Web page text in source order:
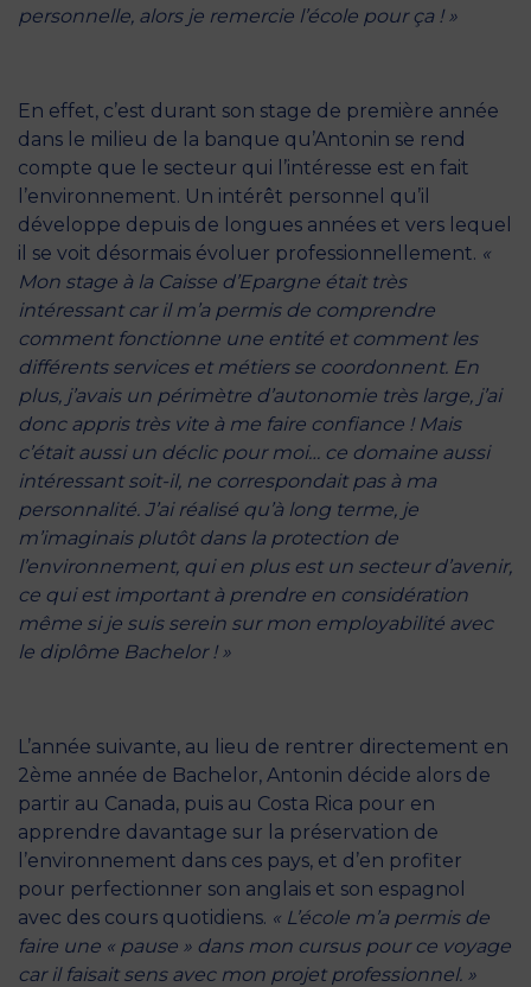
personnelle, alors je remercie l’école pour ça ! »
En effet, c’est durant son stage de première année
dans le milieu de la banque qu’Antonin se rend
compte que le secteur qui l’intéresse est en fait
l’environnement. Un intérêt personnel qu’il
développe depuis de longues années et vers lequel
il se voit désormais évoluer professionnellement. «
Mon stage à la Caisse d’Epargne était très
intéressant car il m’a permis de comprendre
comment fonctionne une entité et comment les
différents services et métiers se coordonnent. En
plus, j’avais un périmètre d’autonomie très large, j’ai
donc appris très vite à me faire confiance ! Mais
c’était aussi un déclic pour moi… ce domaine aussi
intéressant soit-il, ne correspondait pas à ma
personnalité. J’ai réalisé qu’à long terme, je
m’imaginais plutôt dans la protection de
l’environnement, qui en plus est un secteur d’avenir,
ce qui est important à prendre en considération
même si je suis serein sur mon employabilité avec
le diplôme Bachelor ! »
L’année suivante, au lieu de rentrer directement en
2ème année de Bachelor, Antonin décide alors de
partir au Canada, puis au Costa Rica pour en
apprendre davantage sur la préservation de
l’environnement dans ces pays, et d’en profiter
pour perfectionner son anglais et son espagnol
avec des cours quotidiens. « L’école m’a permis de
faire une « pause » dans mon cursus pour ce voyage
car il faisait sens avec mon projet professionnel. »